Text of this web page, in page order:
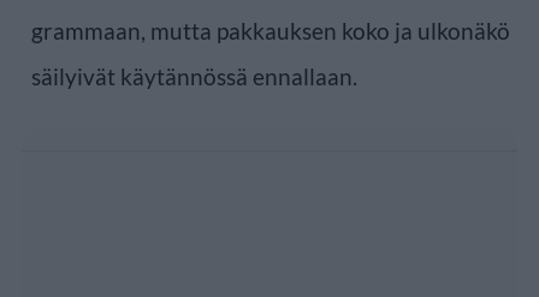
grammaan, mutta pakkauksen koko ja ulkonäkö
säilyivät käytännössä ennallaan.